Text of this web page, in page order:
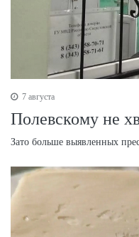
7 августа
Полевскому не
Зато больше выявленных